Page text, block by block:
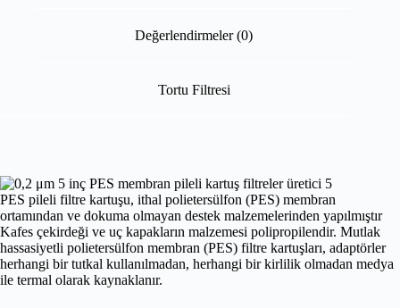
Değerlendirmeler (0)
Tortu Filtresi
PES pileli filtre kartuşu, ithal polietersülfon (PES) membran
ortamından ve dokuma olmayan destek malzemelerinden yapılmıştır
Kafes çekirdeği ve uç kapakların malzemesi polipropilendir. Mutlak
hassasiyetli polietersülfon membran (PES) filtre kartuşları, adaptörler
herhangi bir tutkal kullanılmadan, herhangi bir kirlilik olmadan medya
ile termal olarak kaynaklanır.